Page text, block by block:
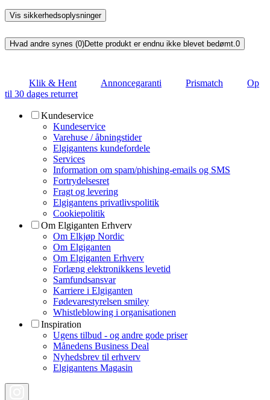
Vis sikkerhedsoplysninger
Hvad andre synes (0)Dette produkt er endnu ikke blevet bedømt.0
Klik & Hent Annoncegaranti Prismatch
Op
til 30 dages returret
Kundeservice
Kundeservice
Varehuse / åbningstider
Elgigantens kundefordele
Services
Information om spam/phishing-emails og SMS
Fortrydelsesret
Fragt og levering
Elgigantens privatlivspolitik
Cookiepolitik
Om Elgiganten Erhverv
Om Elkjøp Nordic
Om Elgiganten
Om Elgiganten Erhverv
Forlæng elektronikkens levetid
Samfundsansvar
Karriere i Elgiganten
Fødevarestyrelsen smiley
Whistleblowing i organisationen
Inspiration
Ugens tilbud - og andre gode priser
Månedens Business Deal
Nyhedsbrev til erhverv
Elgigantens Magasin